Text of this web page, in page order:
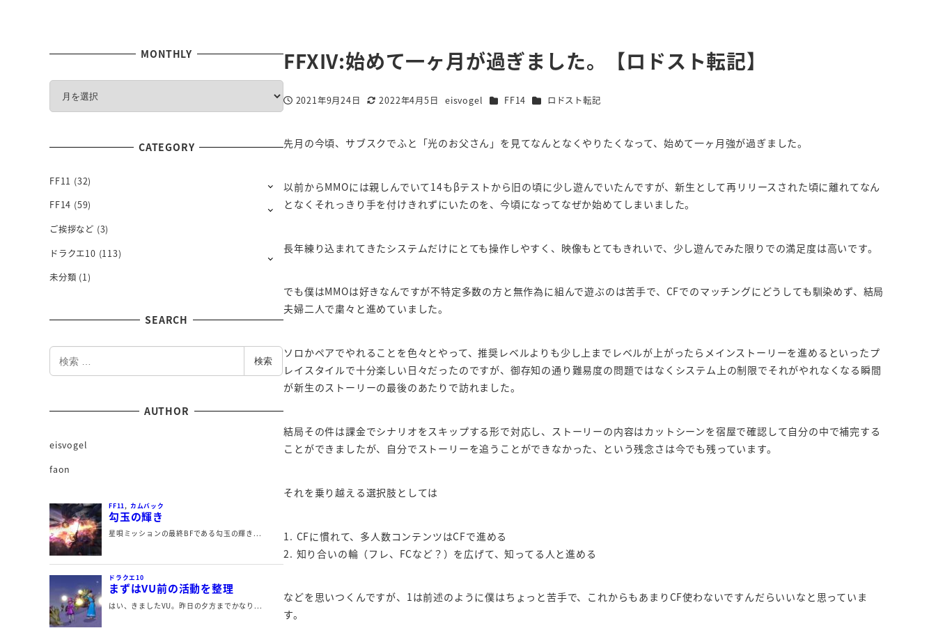
FFXIV:始めて一ヶ月が過ぎました。【ロドスト転記】
投稿日
2021年9月24日
更新日
2022年4月5日
著
eisvogel カテゴリー
FF14 カテゴリー
ロドスト転記
先月の今頃、サブスクでふと「光のお父さん」を見てなんとなくやりたくなって、始めて一ヶ月強が過ぎました。
以前からMMOには親しんでいて14もβテストから旧の頃に少し遊んでいたんですが、新生として再リリースされた頃に離れてなん
となくそれっきり手を付けきれずにいたのを、今頃になってなぜか始めてしまいました。
長年練り込まれてきたシステムだけにとても操作しやすく、映像もとてもきれいで、少し遊んでみた限りでの満足度は高いです。
でも僕はMMOは好きなんですが不特定多数の方と無作為に組んで遊ぶのは苦手で、CFでのマッチングにどうしても馴染めず、結局
夫婦二人で粛々と進めていました。
ソロかペアでやれることを色々とやって、推奨レベルよりも少し上までレベルが上がったらメインストーリーを進めるといったプ
レイスタイルで十分楽しい日々だったのですが、御存知の通り難易度の問題ではなくシステム上の制限でそれがやれなくなる瞬間
が新生のストーリーの最後のあたりで訪れました。
結局その件は課金でシナリオをスキップする形で対応し、ストーリーの内容はカットシーンを宿屋で確認して自分の中で補完する
ことができましたが、自分でストーリーを追うことができなかった、という残念さは今でも残っています。
それを乗り越える選択肢としては
1. CFに慣れて、多人数コンテンツはCFで進める
2. 知り合いの輪（フレ、FCなど？）を広げて、知ってる人と進める
などを思いつくんですが、1は前述のように僕はちょっと苦手で、これからもあまりCF使わないですんだらいいなと思っていま
す。
MONTHLY
H
Y
CATEGORY
FF11 (32)
FF14 (59)
ご挨拶など (3)
ドラクエ10 (113)
未分類 (1)
SEARCH
検
検索
AUTHOR
eisvogel
faon